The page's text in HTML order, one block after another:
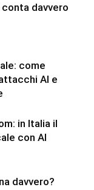
davvero
come
AI e
in Italia il
con AI
davvero?